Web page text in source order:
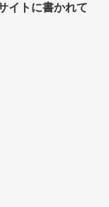
イトに書かれて